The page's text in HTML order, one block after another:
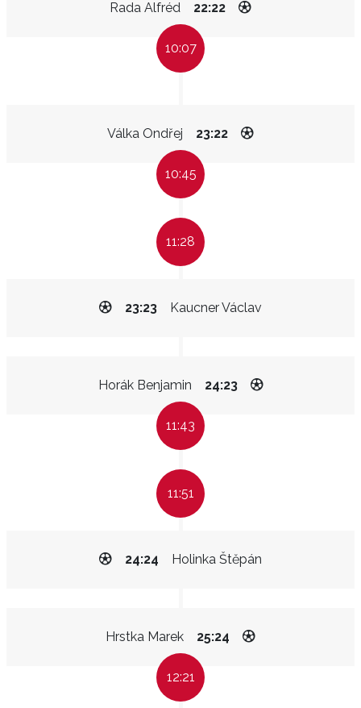
Rada Alfréd 22:22
10:07
Válka Ondřej 23:22
10:45
11:28
Kaucner Václav
23:23
Horák Benjamin 24:23
11:43
11:51
Holinka Štěpán
24:24
Hrstka Marek 25:24
12:21